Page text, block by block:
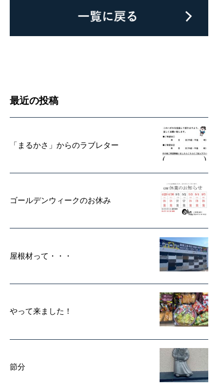
最近の投稿
「まるかさ」からのラブレター
ゴールデンウィークのお休み
屋根材って・・・
やって来ました！
節分